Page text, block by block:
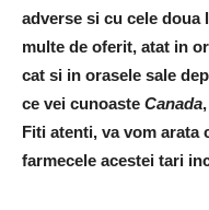
adverse si cu cele doua
multe de oferit, atat in
cat si in orasele sale
ce vei cunoaste Canada
Fiti atenti, va vom arata
farmecele acestei tari